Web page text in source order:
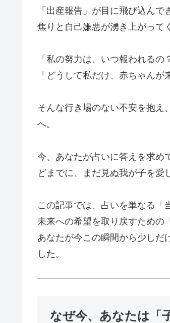
「出産報告」が目に飛び込ん
焦りと自己嫌悪が湧き上がって
「私の努力は、いつ報われるの
「どうして私だけ、赤ちゃんが
そんな行き場のない不安を抱え
へ。
今、あなたが占いに答えを求め
どまでに、まだ見ぬ我が子を愛
この記事では、占いを単なる「
未来への希望を取り戻すための
あなたが今この瞬間から少しだ
した。
なぜ今、あなたは「